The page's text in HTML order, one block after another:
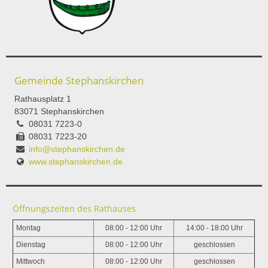
Gemeinde Stephanskirchen
Rathausplatz 1
83071 Stephanskirchen
08031 7223-0
08031 7223-20
info@stephanskirchen.de
www.stephanskirchen.de
Öffnungszeiten des Rathauses
Montag 08:00 - 12:00 Uhr 14:00 - 18:00 Uhr
Dienstag 08:00 - 12:00 Uhr geschlossen
Mittwoch 08:00 - 12:00 Uhr geschlossen